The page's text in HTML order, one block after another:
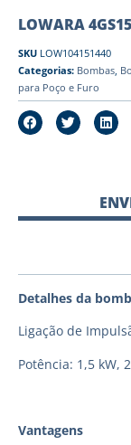
LOWARA
SKU LOW104151440
Categorias: Bombas,
para Poço e Furo
Detalhes da
Ligação de
Potência: 1,5 kW,
Vantagens